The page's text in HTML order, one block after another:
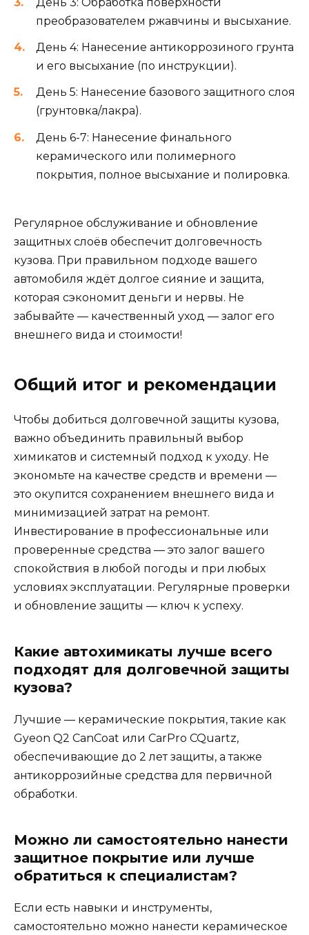
преобразователем ржавчины и высыхание.
День 4: Нанесение антикоррозиного грунта
и его высыхание (по инструкции).
День 5: Нанесение базового защитного слоя
(грунтовка/лакра).
День 6-7: Нанесение финального
керамического или полимерного
покрытия, полное высыхание и полировка.
Регулярное обслуживание и обновление
защитных слоёв обеспечит долговечность
кузова. При правильном подходе вашего
автомобиля ждёт долгое сияние и защита,
которая сэкономит деньги и нервы. Не
забывайте — качественный уход — залог его
внешнего вида и стоимости!
Общий итог и рекомендации
Чтобы добиться долговечной защиты кузова,
важно объединить правильный выбор
химикатов и системный подход к уходу. Не
экономьте на качестве средств и времени —
это окупится сохранением внешнего вида и
минимизацией затрат на ремонт.
Инвестирование в профессиональные или
проверенные средства — это залог вашего
спокойствия в любой погоды и при любых
условиях эксплуатации. Регулярные проверки
и обновление защиты — ключ к успеху.
Какие автохимикаты лучше всего
подходят для долговечной защиты
кузова?
Лучшие — керамические покрытия, такие как
Gyeon Q2 CanCoat или CarPro CQuartz,
обеспечивающие до 2 лет защиты, а также
антикоррозийные средства для первичной
обработки.
Можно ли самостоятельно нанести
защитное покрытие или лучше
обратиться к специалистам?
Если есть навыки и инструменты,
самостоятельно можно нанести керамическое